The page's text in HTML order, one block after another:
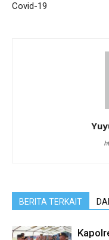
Covid-19
BERITA TERKAIT